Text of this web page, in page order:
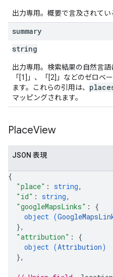
出力専用。概要で言及されてい
summary
string
出力専用。検索結果の自然言語
「[1]」、「[2]」などのゼロベ
ます。これらの引用は、
マッピングされます。
PlaceView
JSON 表現
{
"place" : string,
"id" : string,
"googleMapsLinks" : {
object (
},
"attribution" : {
object (Attribution)
},